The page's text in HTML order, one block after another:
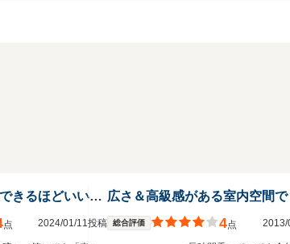
ライトの暗さも我慢できるほどいい車だったけど、故障か多かった
点 2024/01/11投稿 総合評価 4点 2013/